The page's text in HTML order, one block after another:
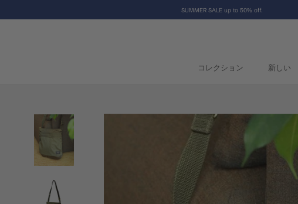
ン
SUMMER SALE up to 50% off.
コレクション
新しい